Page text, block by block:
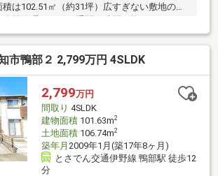
は102.51㎡（約31坪）広すぎない敷地のた
しい方にも向いています●本宮町バス停ま
宮町バス停までわずか徒歩1分の距離にあり
くバスの利用も非常にスムーズで、行き先
択が可能な利便性の高い場所です●全居室
ての居室が洋室のため畳の表替えなどのメ
い家具も配置しやすいため、現代のライフ
造り
市鴨部２ 2,799万円 4SLDK
2,799万円
間取り 4SLDK
建物面積101.63m2
土地面積106.74m2
築年月 2009年1月(築17年8ヶ月)
とさでん交通伊野線 鴨部駅 徒歩12
分